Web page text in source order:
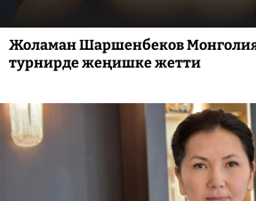
Жоламан Шаршенбеков
турнирде жеңишке жетти